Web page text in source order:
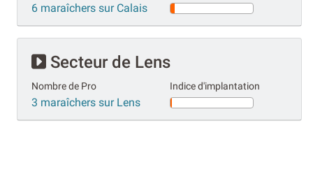
6 maraîchers sur Calais
Secteur de Lens
Nombre de Pro
3 maraîchers sur Lens
Indice d'implantation